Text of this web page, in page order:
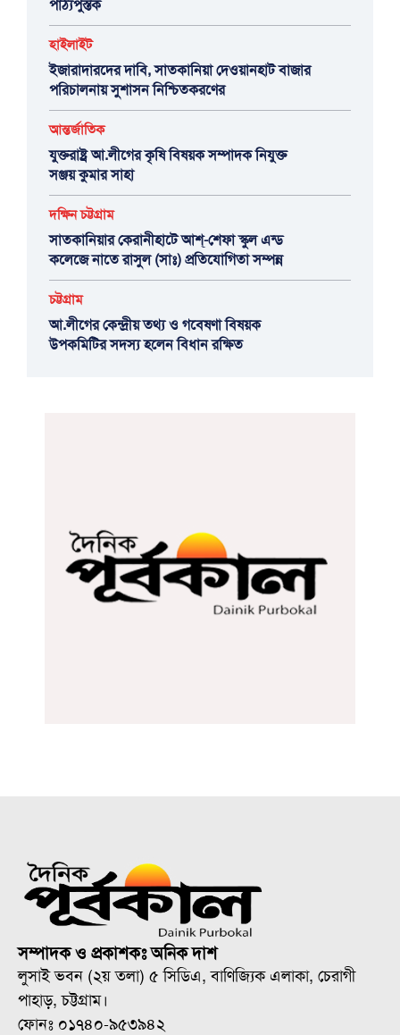
পাঠ্যপুস্তক
হাইলাইট
ইজারাদারদের দাবি, সাতকানিয়া দেওয়ানহাট বাজার
পরিচালনায় সুশাসন নিশ্চিতকরণের
আন্তর্জাতিক
যুক্তরাষ্ট্র আ.লীগের কৃষি বিষয়ক সম্পাদক নিযুক্ত
সঞ্জয় কুমার সাহা
দক্ষিন চট্টগ্রাম
সাতকানিয়ার কেরানীহাটে আশ্-শেফা স্কুল এন্ড
কলেজে নাতে রাসুল (সাঃ) প্রতিযোগিতা সম্পন্ন
চট্টগ্রাম
আ.লীগের কেন্দ্রীয় তথ্য ও গবেষণা বিষয়ক
উপকমিটির সদস্য হলেন বিধান রক্ষিত
সম্পাদক ও প্রকাশকঃ অনিক দাশ
লুসাই ভবন (২য় তলা) ৫ সিডিএ, বাণিজ্যিক এলাকা, চেরাগী
পাহাড়, চট্টগ্রাম।
ফোনঃ ০১৭৪০-৯৫৩৯৪২